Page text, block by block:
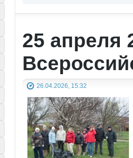
25 апреля
26.04.2026, 15:32